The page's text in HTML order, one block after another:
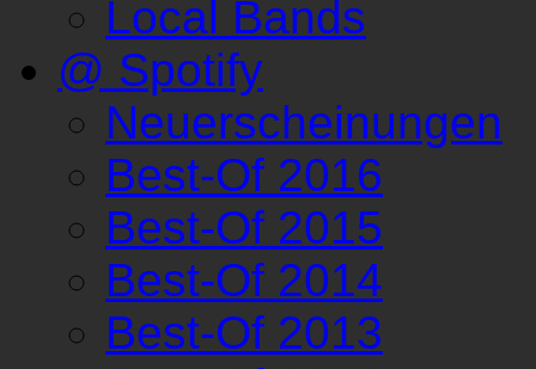
Local Bands
@ Spotify
Neuerscheinungen
Best-Of 2016
Best-Of 2015
Best-Of 2014
Best-Of 2013